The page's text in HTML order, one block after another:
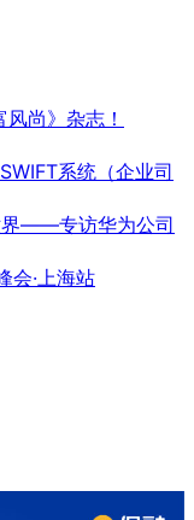
尚》杂志！
系统（企业司
界——专访华为公司
会·上海站